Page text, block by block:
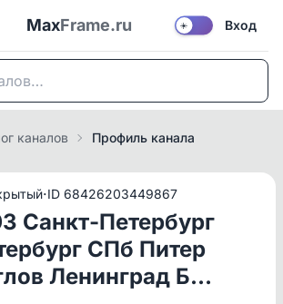
MaxFrame.ru ☀️ Вход
каналов Профиль канала
·ID 68426203449867
Санкт-Петербург
СПб Питер
Ленинград Б…